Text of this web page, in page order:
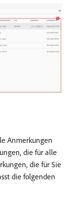
Anmerkungen
die für alle
die für Sie
die folgenden